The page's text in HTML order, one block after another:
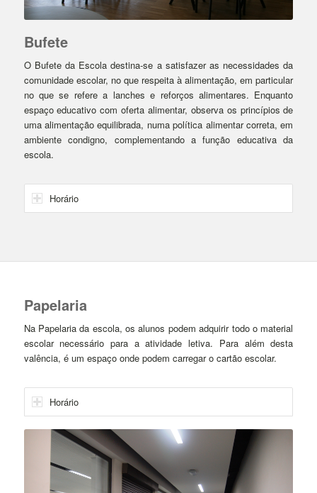
Bufete
O Bufete da Escola destina-se a satisfazer as necessidades da
comunidade escolar, no que respeita à alimentação, em particular
no que se refere a lanches e reforços alimentares. Enquanto
espaço educativo com oferta alimentar, observa os princípios de
uma alimentação equilibrada, numa política alimentar correta, em
ambiente condigno, complementando a função educativa da
escola.
Horário
Papelaria
Na Papelaria da escola, os alunos podem adquirir todo o material
escolar necessário para a atividade letiva. Para além desta
valência, é um espaço onde podem carregar o cartão escolar.
Horário